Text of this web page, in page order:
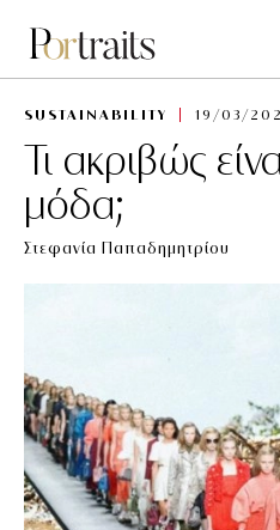
SUSTAINABILITY 19/03/
Τι ακριβώς
μόδα;
Στεφανία Παπαδημητρίου